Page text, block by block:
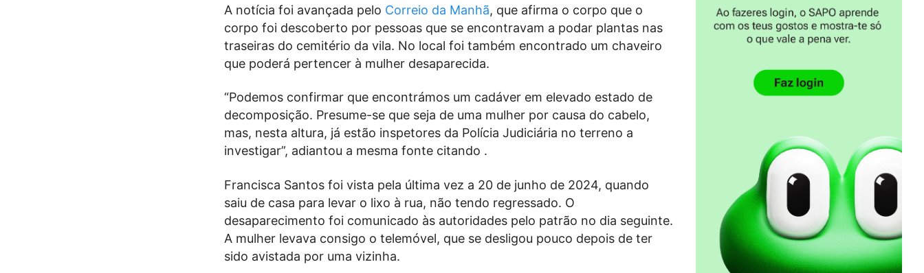
A notícia foi avançada pelo Correio da Manhã, que afirma o corpo que o
corpo foi descoberto por pessoas que se encontravam a podar plantas nas
traseiras do cemitério da vila. No local foi também encontrado um chaveiro
que poderá pertencer à mulher desaparecida.
“Podemos confirmar que encontrámos um cadáver em elevado estado de
decomposição. Presume-se que seja de uma mulher por causa do cabelo,
mas, nesta altura, já estão inspetores da Polícia Judiciária no terreno a
investigar”, adiantou a mesma fonte citando .
Francisca Santos foi vista pela última vez a 20 de junho de 2024, quando
saiu de casa para levar o lixo à rua, não tendo regressado. O
desaparecimento foi comunicado às autoridades pelo patrão no dia seguinte.
A mulher levava consigo o telemóvel, que se desligou pouco depois de ter
sido avistada por uma vizinha.